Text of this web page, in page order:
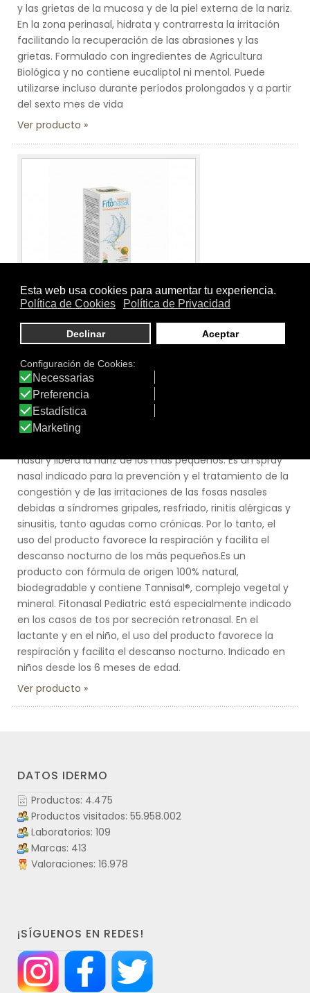
y las grietas de la mucosa y de la piel externa de la nariz.
En la zona perinasal, hidrata y contrarresta la irritación
facilitando la recuperación de las abrasiones y las
grietas. Formulado con ingredientes de Agricultura
Biológica y no contiene eucaliptol ni mentol. Puede
utilizarse incluso durante períodos prolongados y a partir
del sexto mes de vida
Ver producto
Tamaño:Spray nebulizador 125 ml
Marca:Fitonasal
Línea:Línea Fitonasal
FITONASAL PEDIATRIC
nasal y libera la nariz de los más pequeños. Es un spray
nasal indicado para la prevención y el tratamiento de la
congestión y de las irritaciones de las fosas nasales
debidas a síndromes gripales, resfriado, rinitis alérgicas y
sinusitis, tanto agudas como crónicas. Por lo tanto, el
uso del producto favorece la respiración y facilita el
descanso nocturno de los más pequeños.Es un
producto con fórmula de origen 100% natural,
biodegradable y contiene Tannisal®, complejo vegetal y
mineral. Fitonasal Pediatric está especialmente indicado
en los casos de tos por secreción retronasal. En el
lactante y en el niño, el uso del producto favorece la
respiración y facilita el descanso nocturno. Indicado en
niños desde los 6 meses de edad.
Ver producto
DATOS IDERMO
Productos: 4.475
Productos visitados: 55.958.002
Laboratorios: 109
Marcas: 413
Valoraciones: 16.978
¡SÍGUENOS EN REDES!